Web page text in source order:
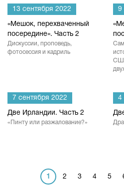
13 сентября 2022
«Мешок, перехваченный
посередине». Часть 2
Дискуссии, проповедь,
фотосессия и кадриль
9
7 сентября 2022
Две Ирландии. Часть 2
«Пинту или разжалование?»
4
1 2 3 4 5